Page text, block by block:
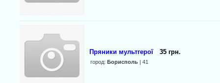
Пряники мультгерої 35 грн.
город: Борисполь | 41